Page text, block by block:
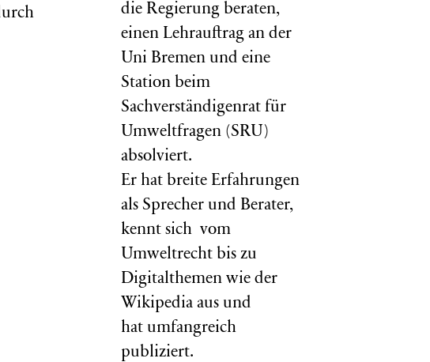
die Regierung beraten,
einen Lehrauftrag an der
Uni Bremen und eine
Station beim
Sachverständigenrat für
Umweltfragen (SRU )
absolviert.
Er hat breite Erfahrungen
als Sprecher und Berater,
kennt sich vom
Umweltrecht bis zu
Digitalthemen wie der
Wikipedia aus und
hat umfangreich
publiziert.